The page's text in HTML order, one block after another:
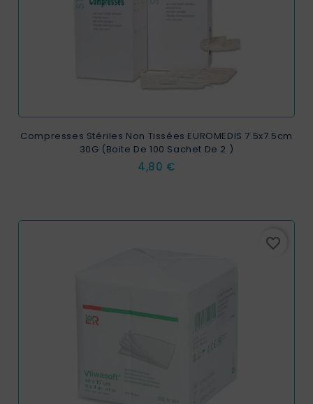
Compresses Stériles Non Tissées EUROMEDIS 7.5x7.5cm
30G (Boite De 100 Sachet De 2 )
Prix
4,80 €
favorite_border